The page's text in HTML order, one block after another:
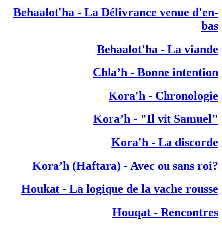
Behaalot'ha - La Délivrance venue d'en-
bas
Behaalot'ha - La viande
Chla’h - Bonne intention
Kora'h - Chronologie
"Kora’h - "Il vit Samuel
Kora'h - La discorde
?Kora’h (Haftara) - Avec ou sans roi
Houkat - La logique de la vache rousse
Houqat - Rencontres